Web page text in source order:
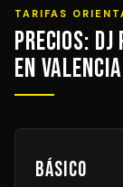
TARIFAS
Precios:
en Valencia
Básico